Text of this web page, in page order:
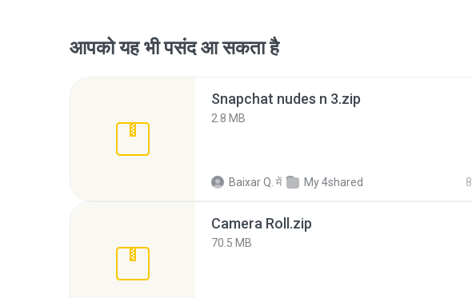
आपको यह भी पसंद आ सकता है
Snapchat nudes n 3.zip
2.8 MB
Baixar Q. में My 4shared
Camera Roll.zip
70.5 MB